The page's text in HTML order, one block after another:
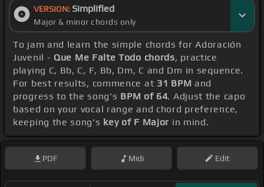
VERSION: Simplified
Major & minor chords only
To jam and learn the simple chords for Adoración
Juvenil - Que Me Falte Todo chords, practice
playing C, Bb, C, F, Bb, Dm, C and Dm in sequence.
For best results, commence at 31 BPM and
progress to the song's BPM of 64. Adjust the capo
based on your vocal range and chord preference,
keeping the song's key of F Major in mind.
PDF Midi Edit